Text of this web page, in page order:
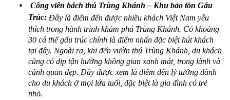
Công viên bách thú Trùng Khánh – Khu bảo tồn Gấu
Trúc: Đây là điểm đến được nhiều khách Việt Nam yêu
thích trong hành trình khám phá Trùng Khánh. Có khoảng
30 cá thể gấu trúc chính là điểm nhấn đặc biệt hút khách
tại đây. Ngoài ra, khi đến vườn thú Trùng Khánh, du khách
cũng có dịp tận hưởng không gian xanh mát, trong lành và
cảnh quan đẹp. Đây được xem là điểm đến lý tưởng dành
cho du khách ở mọi lứa tuổi, đặc biệt là gia đình có trẻ
nhỏ.